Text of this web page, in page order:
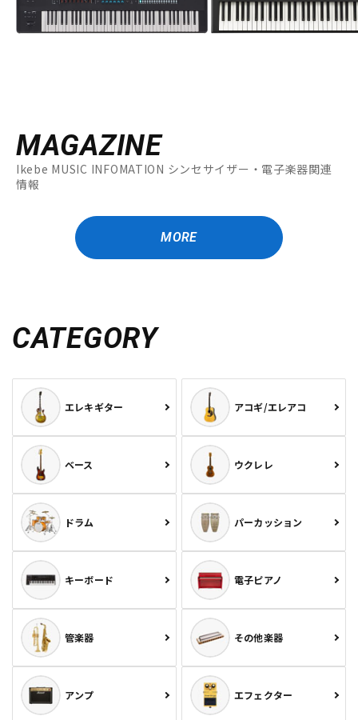
MAGAZINE
Ikebe MUSIC INFOMATION シンセサイザー・電子楽器関連
情報
MORE
CATEGORY
エレキギター アコギ/エレアコ
ベース ウクレレ
ドラム パーカッション
キーボード 電子ピアノ
管楽器 その他楽器
アンプ エフェクター